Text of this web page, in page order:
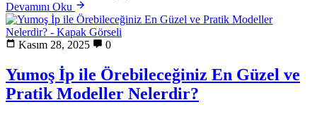
Devamını Oku
Kasım 28, 2025 0
Yumoş İp ile Örebileceğiniz En Güzel ve
Pratik Modeller Nelerdir?